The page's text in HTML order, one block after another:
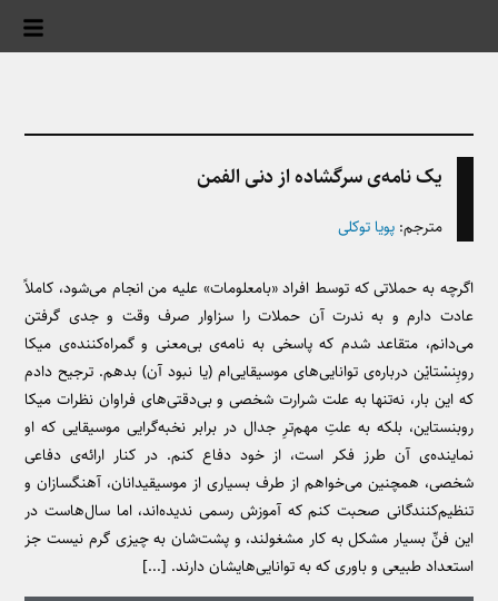
یک نامه‌ی سرگشاده‌ از دنی الفمن
مترجم:پویا توکلی
اگرچه به حملاتی که توسط افراد «بامعلومات» علیه من انجام می‌شود، کاملاً
عادت دارم و به ‌ندرت آن حملات را سزاوار صرف وقت و جدی گرفتن
می‌دانم، متقاعد شدم که پاسخی به نامه‌ی بی‌معنی و گمراه‌کننده‌ی میکا
روبِنسْتایْن درباره‌ی توانایی‌های موسیقایی‌ام (یا نبود آن) بدهم. ترجیح دادم
که این‌ بار، نه‌تنها به ‌علت شرارت شخصی و بی‌دقتی‌های فراوان نظرات میکا
روبنستاین، بلکه به ‌علتِ مهم‌ترِ جدال در برابر نخبه‌گرایی موسیقایی که او
نماینده‌ی آن طرز فکر است، از خود دفاع کنم. در کنار ارائه‌ی دفاعی
شخصی، همچنین می‌خواهم از طرف بسیاری از موسیقیدانان، آهنگسازان و
تنظیم‌کنندگانی صحبت کنم که آموزش رسمی ندیده‌اند، اما سال‌هاست در
این فنِّ بسیار مشکل به کار مشغولند، و پشت‌شان به چیزی گرم نیست جز
استعداد طبیعی و باوری که به توانایی‌هایشان دارند. [...]